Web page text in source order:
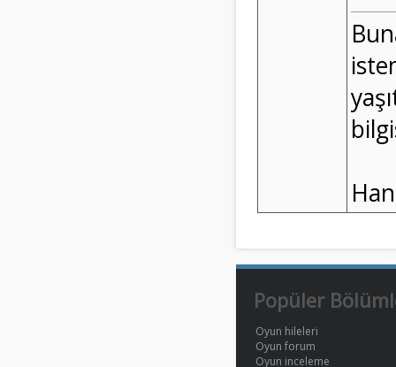
Popüler
Oyun hileleri
Oyun forum
Oyun inceleme